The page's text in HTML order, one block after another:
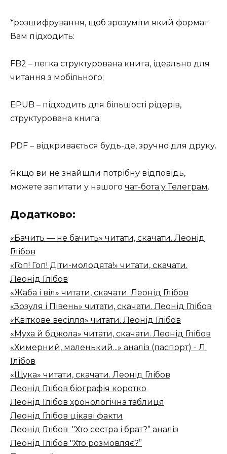
*розшифрування, щоб зрозуміти який формат
Вам підходить:
FB2 – легка структурована книга, ідеально для
читання з мобільного;
EPUB – підходить для більшості рідерів,
структурована книга;
PDF – відкривається будь-де, зручно для друку.
Якщо ви не знайшли потрібну відповідь,
можете запитати у нашого чат-бота у Телеграм.
Додатково:
«Бачить — не бачить» читати, скачати. Леонід
Глібов
«Гоп! Гоп! Діти-молодята!» читати, скачати.
Леонід Глібов
«Жаба і віл» читати, скачати. Леонід Глібов
«Зозуля і Півень» читати, скачати. Леонід Глібов
«Квіткове весілля» читати. Леонід Глібов
«Муха й бджола» читати, скачати. Леонід Глібов
«Химерний, маленький...» аналіз (паспорт) - Л.
Глібов
«Щука» читати, скачати. Леонід Глібов
Леонід Глібов біографія коротко
Леонід Глібов хронологічна таблиця
Леонід Глібов цікаві факти
Леонід Глібов "Хто сестра і брат?” аналіз
Леонід Глібов "Хто розмовляє?”